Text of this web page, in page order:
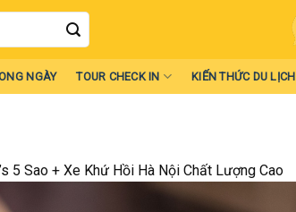
NGÀY TOUR CHECK IN KIẾN THỨC DU LỊCH
5 Sao + Xe Khứ Hồi Hà Nội Chất Lượng Cao